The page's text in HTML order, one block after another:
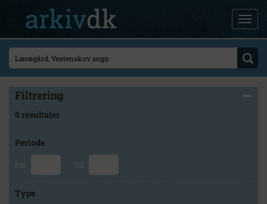
Filtrering
0 resultater
Periode
Fra Til
Type